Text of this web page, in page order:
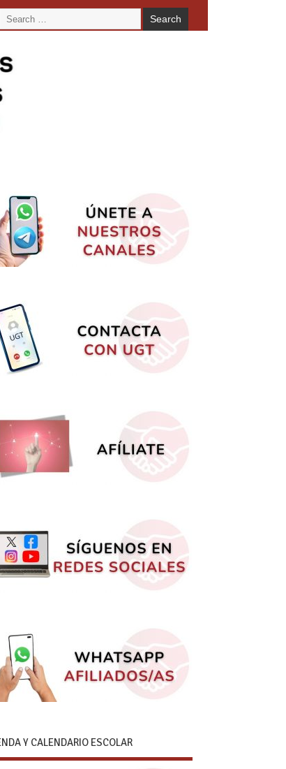
Y CALENDARIO ESCOLAR